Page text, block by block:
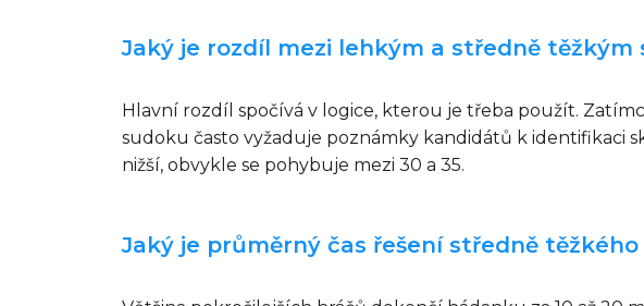
Jaký je rozdíl mezi lehkým a středně těžkým
Hlavní rozdíl spočívá v logice, kterou je třeba použít.
sudoku často vyžaduje poznámky kandidátů k identifikaci
nižší, obvykle se pohybuje mezi 30 a 35.
Jaký je průměrný čas řešení středně